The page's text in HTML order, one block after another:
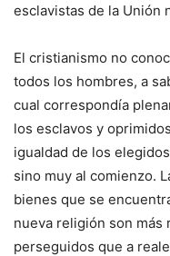
esclavistas de la Unión
El cristianismo no
todos los hombres, a
cual correspondía
los esclavos y
igualdad de los
sino muy al comienzo.
bienes que se
nueva religión son más
perseguidos que a